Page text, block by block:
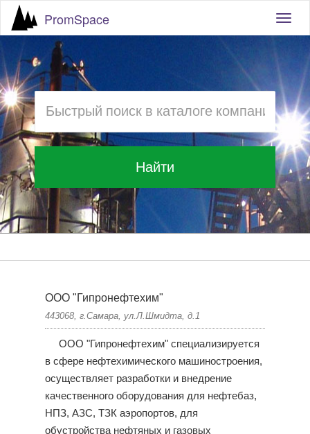
PromSpace
Найти
ООО "Гипронефтехим"
443068, г.Самара, ул.Л.Шмидта, д.1
ООО "Гипронефтехим" специализируется
в сфере нефтехимического машиностроения,
осуществляет разработки и внедрение
качественного оборудования для нефтебаз,
НПЗ, АЗС, ТЗК аэропортов, для
обустройства нефтяных и газовых